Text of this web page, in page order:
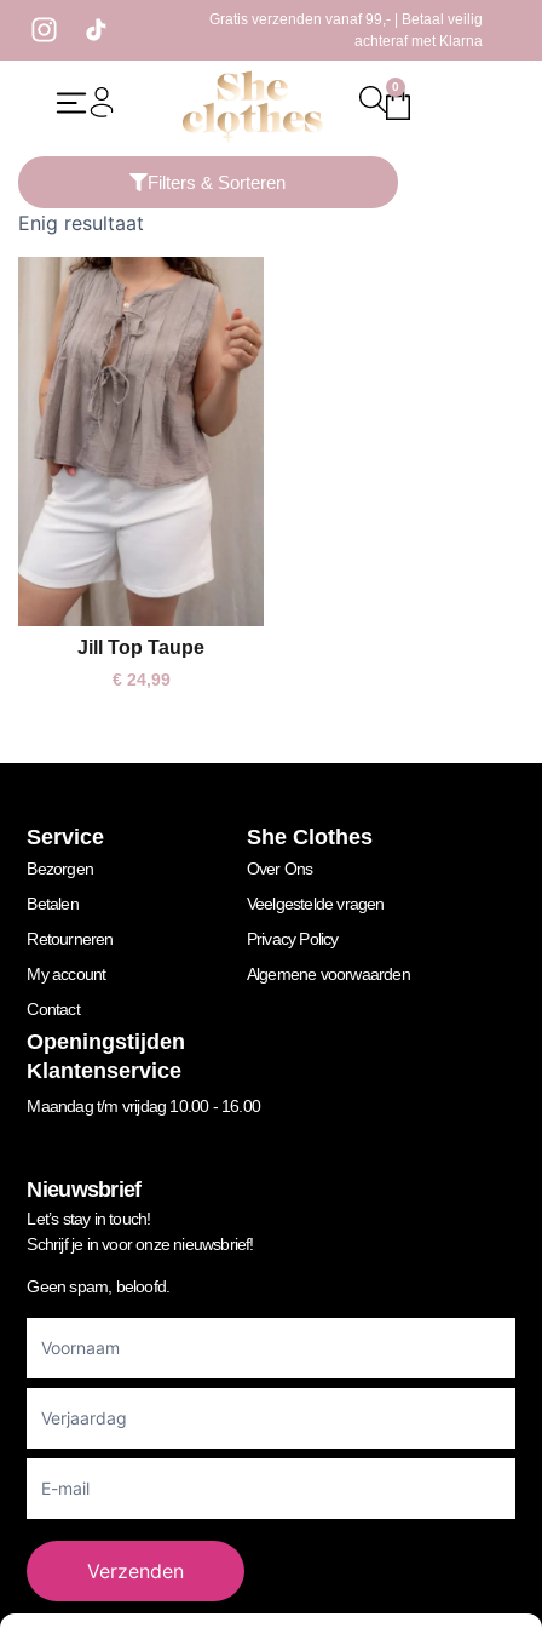
Gratis verzenden vanaf 99,- | Betaal veilig
achteraf met Klarna
0
/ Producten getagged “losvallende top”
Filters & Sorteren
Enig resultaat
One size
Jill Top Taupe
€24,99
Service
Bezorgen
Betalen
Retourneren
My account
Contact
She Clothes
Over Ons
Veelgestelde vragen
Privacy Policy
Algemene voorwaarden
Openingstijden
Klantenservice
Maandag t/m vrijdag 10.00 - 16.00
Nieuwsbrief
Let’s stay in touch!
Schrijf je in voor onze nieuwsbrief!
Geen spam, beloofd.
Newsletter
Verzenden